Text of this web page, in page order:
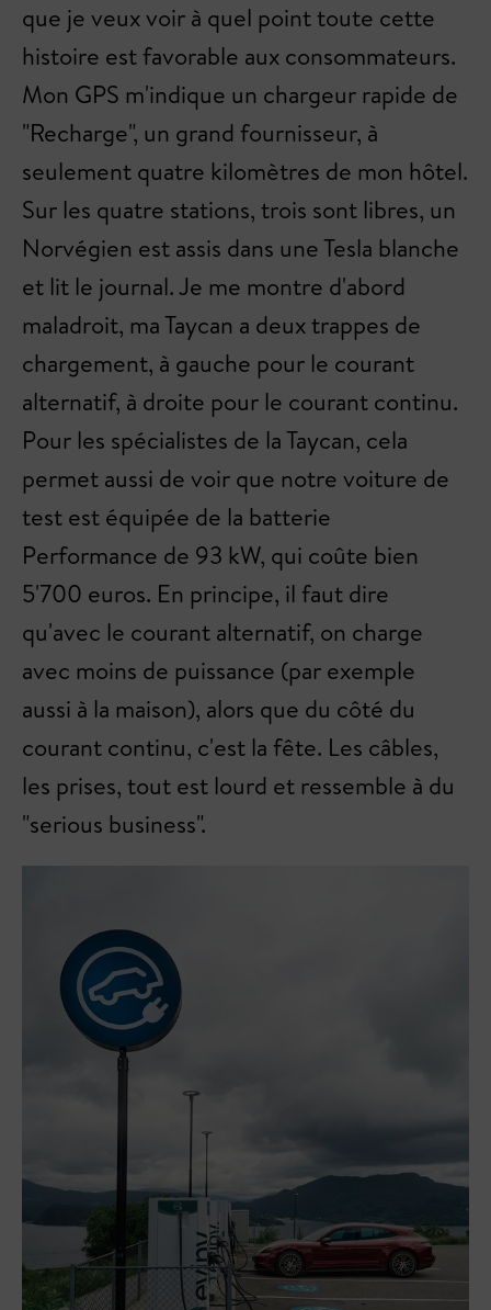
que je veux voir à quel point toute cette
histoire est favorable aux consommateurs.
Mon GPS m'indique un chargeur rapide de
"Recharge", un grand fournisseur, à
seulement quatre kilomètres de mon hôtel.
Sur les quatre stations, trois sont libres, un
Norvégien est assis dans une Tesla blanche
et lit le journal. Je me montre d'abord
maladroit, ma Taycan a deux trappes de
chargement, à gauche pour le courant
alternatif, à droite pour le courant continu.
Pour les spécialistes de la Taycan, cela
permet aussi de voir que notre voiture de
test est équipée de la batterie
Performance de 93 kW, qui coûte bien
5'700 euros. En principe, il faut dire
qu'avec le courant alternatif, on charge
avec moins de puissance (par exemple
aussi à la maison), alors que du côté du
courant continu, c'est la fête. Les câbles,
les prises, tout est lourd et ressemble à du
"serious business".